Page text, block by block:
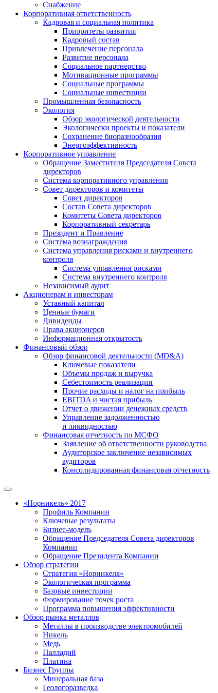
Снабжение
Корпоративная ответственность
Кадровая и социальная политика
Приоритеты развития
Кадровый состав
Привлечение персонала
Развитие персонала
Социальное партнерство
Мотивационные программы
Социальные программы
Социальные инвестиции
Промышленная безопасность
Экология
Обзор экологической деятельности
Экологически проекты и показатели
Сохранение биоразнообразия
Энергоэффективность
Корпоративное управление
Обращение Заместителя Председателя Совета
директоров
Система корпоративного управления
Совет директоров и комитеты
Совет директоров
Состав Совета директоров
Комитеты Совета директоров
Корпоративный секретарь
Президент и Правление
Система вознаграждения
Система управления рисками и внутреннего
контроля
Система управления рисками
Система внутреннего контроля
Независимый аудит
Акционерам и инвесторам
Уставный капитал
Ценные бумаги
Дивиденды
Права акционеров
Информационная открытость
Финансовый обзор
Обзор финансовой деятельности (MD&A)
Ключевые показатели
Объемы продаж и выручка
Себестоимость реализации
Прочие расходы и налог на прибыль
EBITDA и чистая прибыль
Отчет о движении денежных средств
Управление задолженностью
и ликвидностью
Финансовая отчетность по МСФО
Заявление об ответственности руководства
Аудиторское заключение независимых
аудиторов
Консолидированная финансовая отчетность
«Норникель» 2017
Профиль Компании
Ключевые результаты
Бизнес-модель
Обращение Председателя Совета директоров
Компании
Обращение Президента Компании
Обзор стратегии
Стратегия «Норникеля»
Экологическая программа
Базовые инвестиции
Формирование точек роста
Программа повышения эффективности
Обзор рынка металлов
Металлы в производстве электромобилей
Никель
Медь
Палладий
Платина
Бизнес Группы
Минеральная база
Геологоразведка